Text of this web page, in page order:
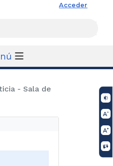
Acceder
- Sala de